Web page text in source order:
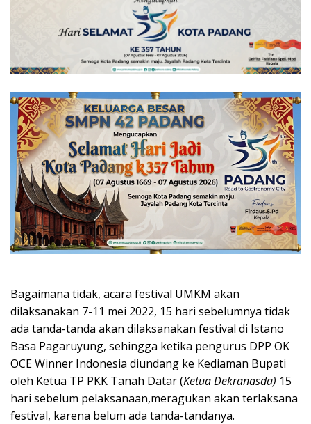
Bagaimana tidak, acara festival UMKM akan
dilaksanakan 7-11 mei 2022, 15 hari sebelumnya tidak
ada tanda-tanda akan dilaksanakan festival di Istano
Basa Pagaruyung, sehingga ketika pengurus DPP OK
OCE Winner Indonesia diundang ke Kediaman Bupati
oleh Ketua TP PKK Tanah Datar (Ketua Dekranasda) 15
hari sebelum pelaksanaan,meragukan akan terlaksana
festival, karena belum ada tanda-tandanya.